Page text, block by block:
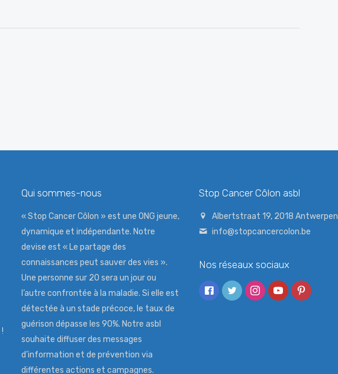
Qui sommes-nous
« Stop Cancer Côlon » est une ONG jeune,
dynamique et indépendante. Notre
devise est « Le partage des
connaissances peut sauver des vies ».
Une personne sur 20 sera un jour ou
l’autre confrontée à la maladie. Si elle est
détectée à un stade précoce, le taux de
guérison dépasse les 90%. Notre asbl
souhaite diffuser des messages
d’information et de prévention via
différentes actions et campagnes.
Stop Cancer Côlon asbl
Albertstraat 19, 2018 Antwerpen
info@stopcancercolon.be
Nos réseaux sociaux